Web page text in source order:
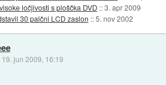
ločjivosti s ploščka DVD ::3. apr 2009
30 palčni LCD zaslon ::5. nov 2002
19. jun 2009, 16:19